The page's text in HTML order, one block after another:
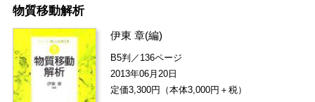
物質移動解析
伊東 章(編)
B5判／136ページ
2013年06月20日
定価3,300円（本体3,000円＋税）